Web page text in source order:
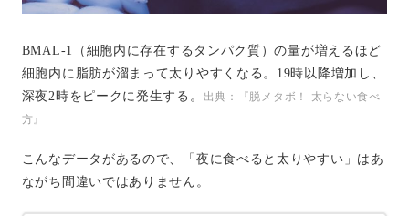
BMAL-1（細胞内に存在するタンパク質）の量が増えるほど
細胞内に脂肪が溜まって太りやすくなる。19時以降増加し、
深夜2時をピークに発生する。
出典：『脱メタボ！ 太らない食べ
方』
こんなデータがあるので、「夜に食べると太りやすい」はあ
ながち間違いではありません。